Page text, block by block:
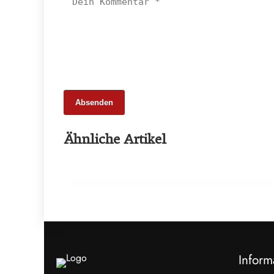
Absenden
Ähnliche Artikel
65 Millionen Euro Umsatz in der